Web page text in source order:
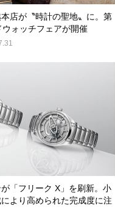
店が〝時計の聖地〟に。第
ォッチフェアが開催
「フリーク X」を刷新。小
より高められた完成度に注